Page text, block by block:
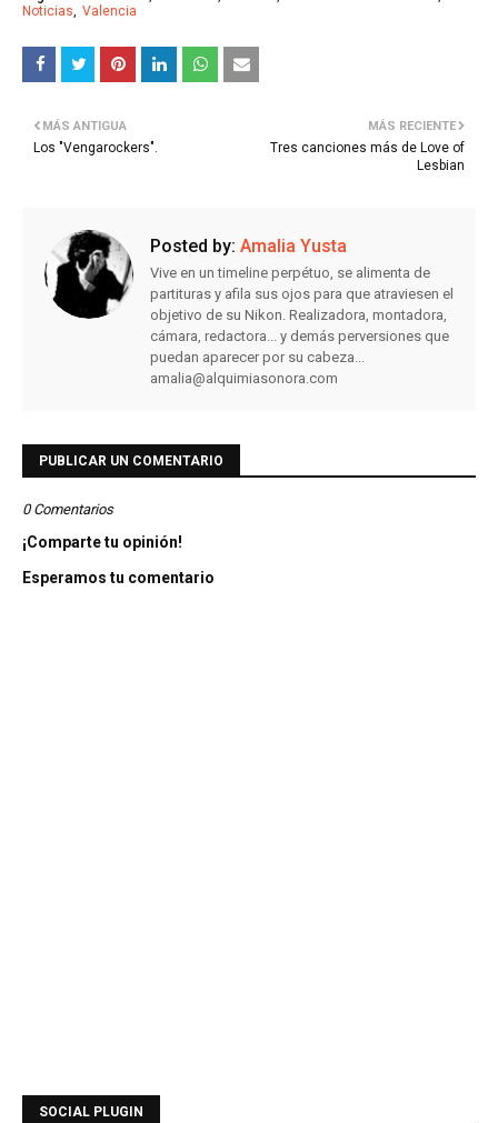
Noticias
Valencia
MÁS RECIENTE
Tres canciones más de Love of
Lesbian
MÁS ANTIGUA
Los "Vengarockers".
Posted by: Amalia Yusta
Vive en un timeline perpétuo, se alimenta de
partituras y afila sus ojos para que atraviesen el
objetivo de su Nikon. Realizadora, montadora,
cámara, redactora... y demás perversiones que
puedan aparecer por su cabeza...
amalia@alquimiasonora.com
PUBLICAR UN COMENTARIO
0 Comentarios
¡Comparte tu opinión!
Esperamos tu comentario
SOCIAL PLUGIN